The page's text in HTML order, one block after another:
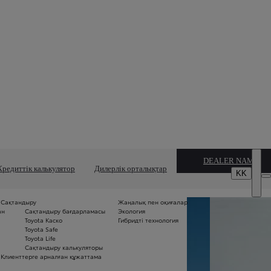
калькулятор Дилерлік орталықтар
DEALER NAME
Сақтандыру
Сақтандыру бағдарламасы
Toyota Каско
Toyota Safe
Toyota Life
Сақтандыру калькуляторы
Клиенттерге арналған құжаттама
Жаңалық пен оқиғалар
Экология
Гибридті технология
KK